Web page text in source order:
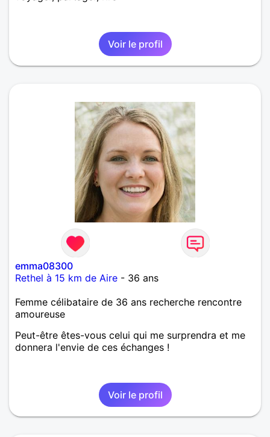
Voir le profil
emma08300
Rethel à 15 km de Aire - 36 ans
Femme célibataire de 36 ans recherche rencontre
amoureuse
Peut-être êtes-vous celui qui me surprendra et me
donnera l'envie de ces échanges !
Voir le profil